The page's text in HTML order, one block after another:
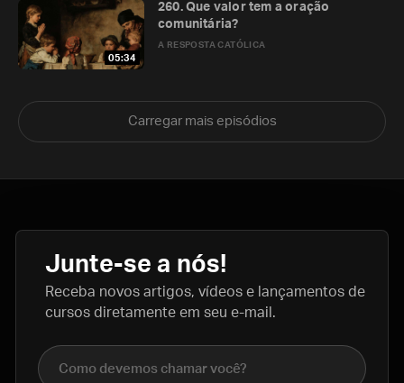
05:34
A RESPOSTA CATÓLICA
260. Que valor tem a oração
comunitária?
Carregar mais episódios
Junte-se a nós!
Receba novos artigos, vídeos e lançamentos de
cursos diretamente em seu e-mail.
Nome completo